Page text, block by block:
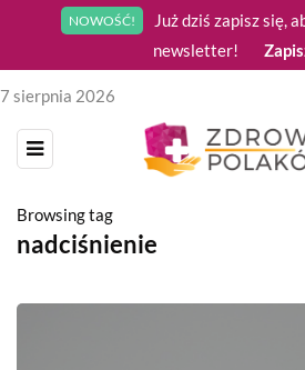
NOWOŚĆ!
Już dziś zapisz się,
newsletter!
7 sierpnia 2026
Browsing tag
nadciśnienie